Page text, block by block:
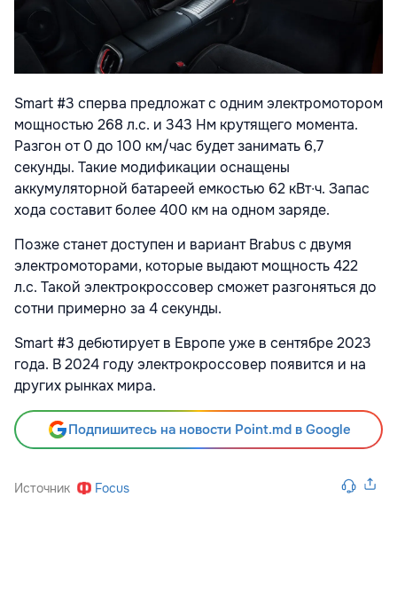
Smart #3 сперва предложат с одним электромотором
мощностью 268 л.с. и 343 Нм крутящего момента.
Разгон от 0 до 100 км/час будет занимать 6,7
секунды. Такие модификации оснащены
аккумуляторной батареей емкостью 62 кВт∙ч. Запас
хода составит более 400 км на одном заряде.
Позже станет доступен и вариант Brabus с двумя
электромоторами, которые выдают мощность 422
л.с. Такой электрокроссовер сможет разгоняться до
сотни примерно за 4 секунды.
Smart #3 дебютирует в Европе уже в сентябре 2023
года. В 2024 году электрокроссовер появится и на
других рынках мира.
Подпишитесь на новости Point.md в Google
Источник Focus